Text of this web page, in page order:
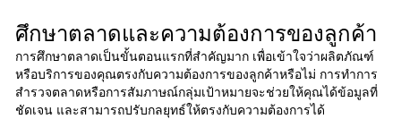
ศึกษาตลาดและความต้องการของลูกค้า
การศึกษาตลาดเป็นขั้นตอนแรกที่สำคัญมาก เพื่อเข้าใจว่าผลิตภัณฑ์
หรือบริการของคุณตรงกับความต้องการของลูกค้าหรือไม่ การทำการ
สำรวจตลาดหรือการสัมภาษณ์กลุ่มเป้าหมายจะช่วยให้คุณได้ข้อมูลที่
ชัดเจน และสามารถปรับกลยุทธ์ให้ตรงกับความต้องการได้